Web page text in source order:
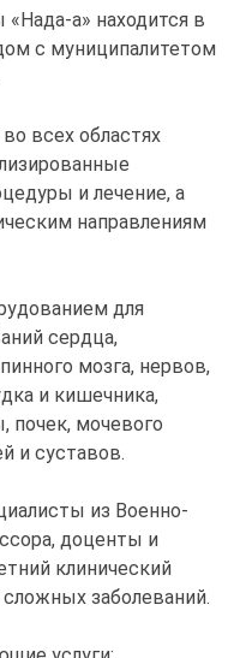
а» находится в
с муниципалитетом
всех областях
и лечение, а
направлениям
для
сердца,
мозга, нервов,
и кишечника,
почек, мочевого
и суставов.
из Военно-
доценты и
клинический
заболеваний.